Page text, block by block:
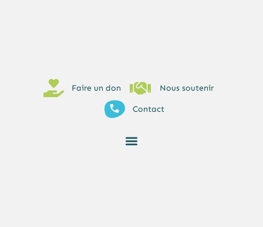
Faire un don Nous soutenir
Contact